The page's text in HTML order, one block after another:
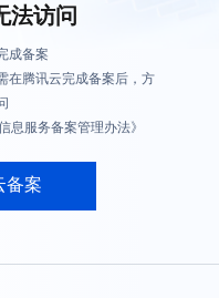
法访问
成备案
在腾讯云完成备案后，方
息服务备案管理办法》
备案